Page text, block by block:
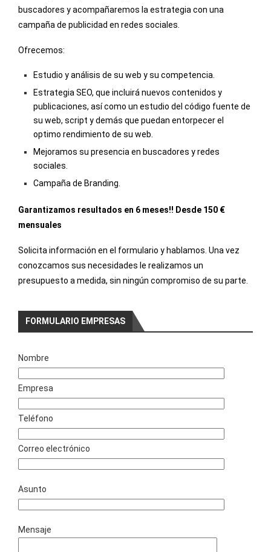
buscadores y acompañaremos la estrategia con una
campaña de publicidad en redes sociales.
Ofrecemos:
Estudio y análisis de su web y su competencia.
Estrategia SEO, que incluirá nuevos contenidos y
publicaciones, así como un estudio del código fuente de
su web, script y demás que puedan entorpecer el
optimo rendimiento de su web.
Mejoramos su presencia en buscadores y redes
sociales.
Campaña de Branding.
Garantizamos resultados en 6 meses!! Desde 150 €
mensuales
Solicita información en el formulario y hablamos. Una vez
conozcamos sus necesidades le realizamos un
presupuesto a medida, sin ningún compromiso de su parte.
FORMULARIO EMPRESAS
Nombre
Empresa
Teléfono
Correo electrónico
Asunto
Mensaje